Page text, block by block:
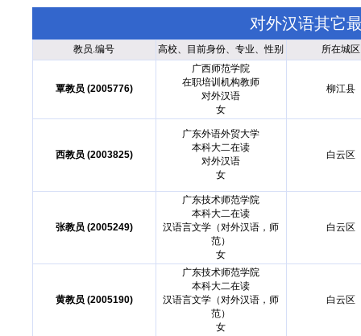
对外汉语其它
教员.编号 高校、目前身份、专业、性别 所在城区
覃教员 (2005776)
广西师范学院
在职培训机构教师
对外汉语
女
柳江县
西教员 (2003825)
广东外语外贸大学
本科大二在读
对外汉语
女
白云区
张教员 (2005249)
广东技术师范学院
本科大二在读
汉语言文学（对外汉语，师
范）
女
白云区
黄教员 (2005190)
广东技术师范学院
本科大二在读
汉语言文学（对外汉语，师
范）
女
白云区